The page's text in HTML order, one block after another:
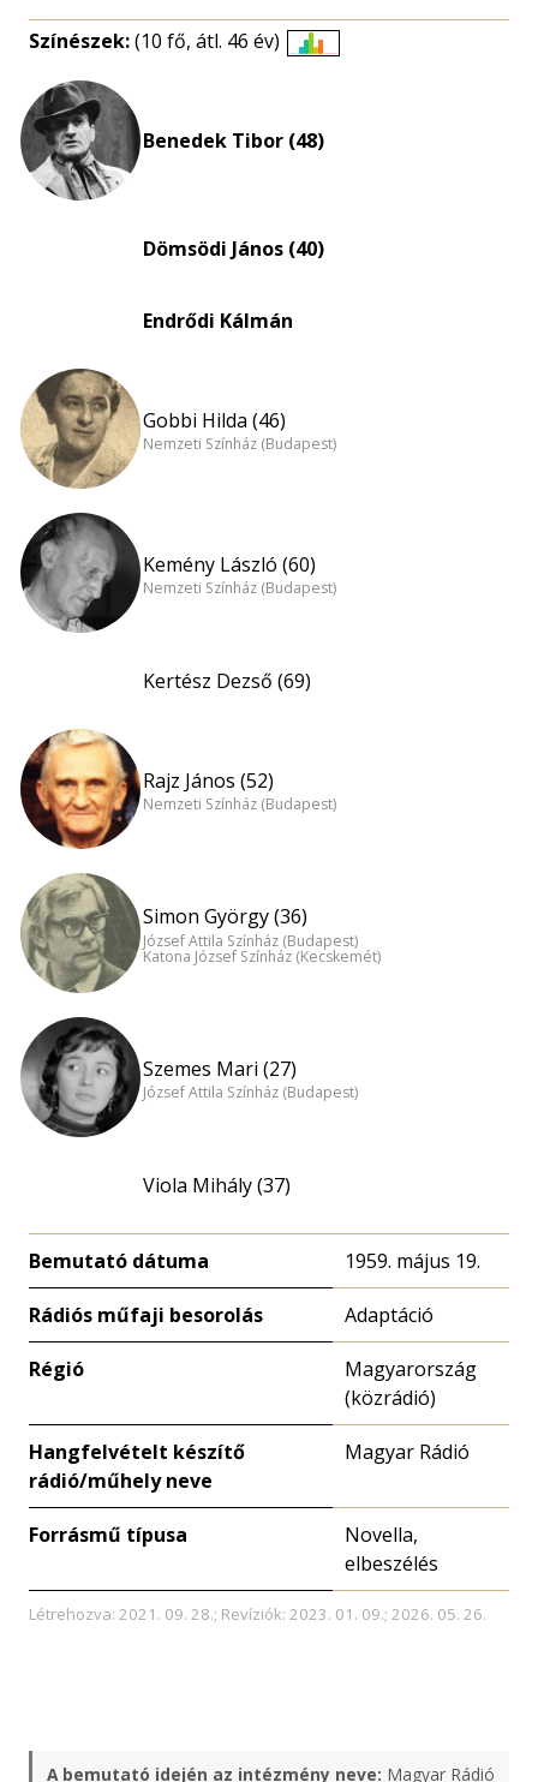
Színészek:(10 fő, átl. 46 év)
Benedek Tibor (48)
Dömsödi János (40)
Endrődi Kálmán
Gobbi Hilda (46)
Nemzeti Színház (Budapest)
Kemény László (60)
Nemzeti Színház (Budapest)
Kertész Dezső (69)
Rajz János (52)
Nemzeti Színház (Budapest)
Simon György (36)
József Attila Színház (Budapest)
Katona József Színház (Kecskemét)
Szemes Mari (27)
József Attila Színház (Budapest)
Viola Mihály (37)
Bemutató dátuma 1959. május 19.
Rádiós műfaji besorolás Adaptáció
Régió
Magyarország
(közrádió)
Hangfelvételt készítő
rádió/műhely neve
Magyar Rádió
Forrásmű típusa
Novella,
elbeszélés
Létrehozva: 2021. 09. 28.; Revíziók: 2023. 01. 09.; 2026. 05. 26.
A bemutató idején az intézmény neve: Magyar Rádió